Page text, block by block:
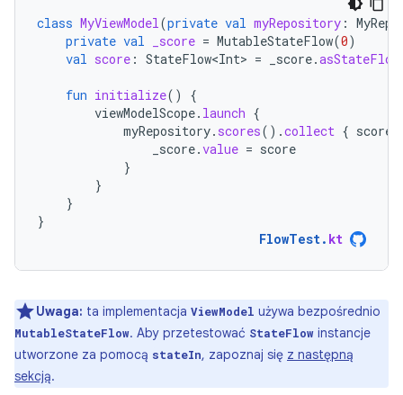
class MyViewModel(private val myRepository :
private val _score = MutableStateFlow(0)
val score : StateFlow<Int> = _score.asStateFlow
fun initialize()
{
viewModelScope. launch {
myRepository. scores().collect { score
_score.value = score
}
}
}
}
FlowTest. kt
Uwaga: ta implementacja ViewModel używa bezpośrednio
MutableStateFlow. Aby przetestować StateFlow instancje
utworzone za pomocą stateIn, zapoznaj się z następną
sekcją.